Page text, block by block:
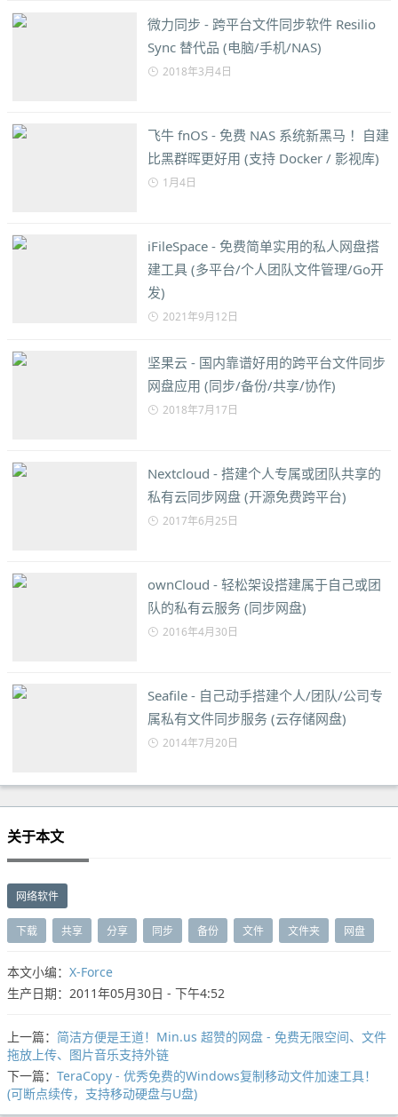
微力同步 - 跨平台文件同步软件 Resilio
Sync 替代品 (电脑/手机/NAS)
2018年3月4日
飞牛 fnOS - 免费 NAS 系统新黑马 ！自建
比黑群晖更好用 (支持 Docker / 影视库)
1月4日
iFileSpace - 免费简单实用的私人网盘搭
建工具 (多平台/个人团队文件管理/Go开
发)
2021年9月12日
坚果云 - 国内靠谱好用的跨平台文件同步
网盘应用 (同步/备份/共享/协作)
2018年7月17日
Nextcloud - 搭建个人专属或团队共享的
私有云同步网盘 (开源免费跨平台)
2017年6月25日
ownCloud - 轻松架设搭建属于自己或团
队的私有云服务 (同步网盘)
2016年4月30日
Seafile - 自己动手搭建个人/团队/公司专
属私有文件同步服务 (云存储网盘)
2014年7月20日
关于本文
网络软件
下载 共享 分享 同步 备份 文件 文件夹 网盘
本文小编： X-Force
生产日期：2011年05月30日 - 下午4:52
上一篇： 简洁方便是王道！Min.us 超赞的网盘 - 免费无限空间、文件
拖放上传、图片音乐支持外链
下一篇： TeraCopy - 优秀免费的Windows复制移动文件加速工具！
(可断点续传，支持移动硬盘与U盘)